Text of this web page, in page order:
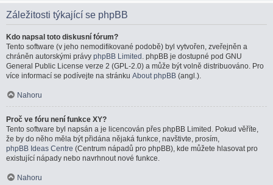
Záležitosti týkající se phpBB
Kdo napsal toto diskusní fórum?
Tento software (v jeho nemodifikované podobě) byl vytvořen, zveřejněn a
chráněn autorskými právy phpBB Limited . phpBB je dostupné pod GNU
General Public License verze 2 (GPL-2.0) a může být volně distribuováno. Pro
více informací se podívejte na stránku About phpBB (angl.).
Nahoru
Proč ve fóru není funkce XY?
Tento software byl napsán a je licencován přes phpBB Limited. Pokud věříte,
že by do něho měla být přidána nějaká funkce, navštivte, prosím,
phpBB Ideas Centre (Centrum nápadů pro phpBB), kde můžete hlasovat pro
existující nápady nebo navrhnout nové funkce.
Nahoru